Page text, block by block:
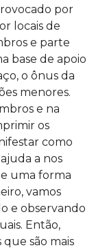
por
locais de
e parte
base de apoio
o ônus da
menores.
e na
os
como
a nos
uma forma
vamos
e observando
Então,
são mais